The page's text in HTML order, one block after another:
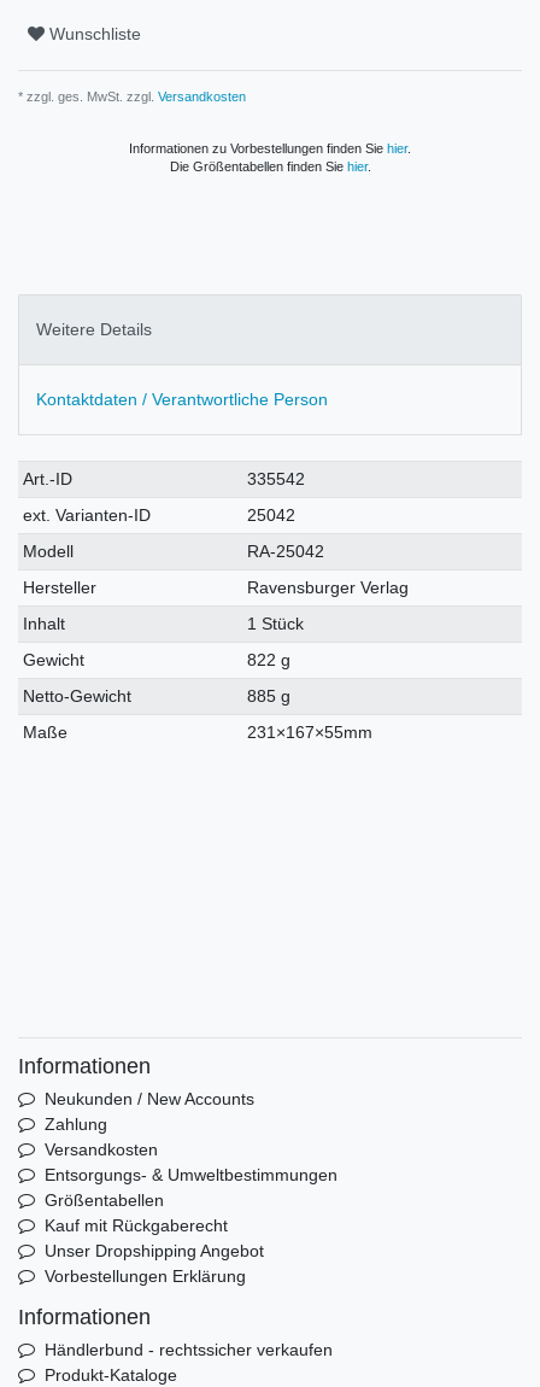
Wunschliste
* zzgl. ges. MwSt. zzgl. Versandkosten
Informationen zu Vorbestellungen finden Sie hier.
Die Größentabellen finden Sie hier.
Weitere Details
Kontaktdaten / Verantwortliche Person
Technisches
Merkmal
Wert
Art.-ID
335542
ext. Varianten-ID
25042
Modell
RA-25042
Hersteller
Ravensburger Verlag
Inhalt
1 Stück
Gewicht
822 g
Netto-Gewicht
885 g
Maße
231×167×55mm
Informationen
Neukunden / New Accounts
Zahlung
Versandkosten
Entsorgungs- & Umweltbestimmungen
Größentabellen
Kauf mit Rückgaberecht
Unser Dropshipping Angebot
Vorbestellungen Erklärung
Informationen
Händlerbund - rechtssicher verkaufen
Produkt-Kataloge